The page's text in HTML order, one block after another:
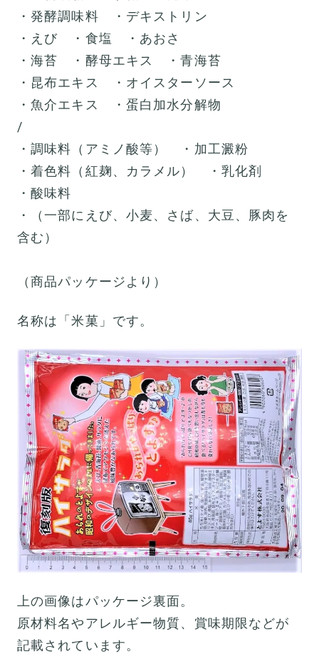
・発酵調味料 ・デキストリン
・えび ・食塩 ・あおさ
・海苔 ・酵母エキス ・青海苔
・昆布エキス ・オイスターソース
・魚介エキス ・蛋白加水分解物
/
・調味料（アミノ酸等） ・加工澱粉
・着色料（紅麹、カラメル） ・乳化剤
・酸味料
・（一部にえび、小麦、さば、大豆、豚肉を
含む）
（商品パッケージより）
名称は「米菓」です。
上の画像はパッケージ裏面。
原材料名やアレルギー物質、賞味期限などが
記載されています。